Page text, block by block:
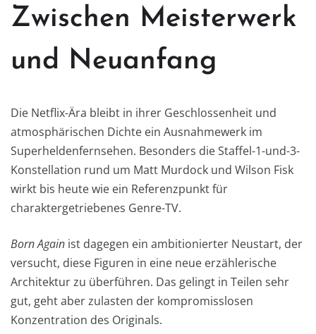
Zwischen Meisterwerk
und Neuanfang
Die Netflix-Ära bleibt in ihrer Geschlossenheit und
atmosphärischen Dichte ein Ausnahmewerk im
Superheldenfernsehen. Besonders die Staffel-1-und-3-
Konstellation rund um Matt Murdock und Wilson Fisk
wirkt bis heute wie ein Referenzpunkt für
charaktergetriebenes Genre-TV.
Born Again ist dagegen ein ambitionierter Neustart, der
versucht, diese Figuren in eine neue erzählerische
Architektur zu überführen. Das gelingt in Teilen sehr
gut, geht aber zulasten der kompromisslosen
Konzentration des Originals.